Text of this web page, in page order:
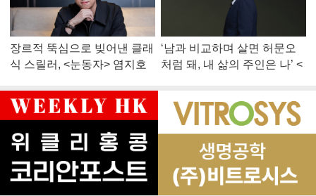
장르적 뚝심으로 빚어낸 클래
식 스릴러, <눈동자> 염지호
‘남과 비교하며 살면 허문오
처럼 돼, 내 삶의 주인은 나’ <